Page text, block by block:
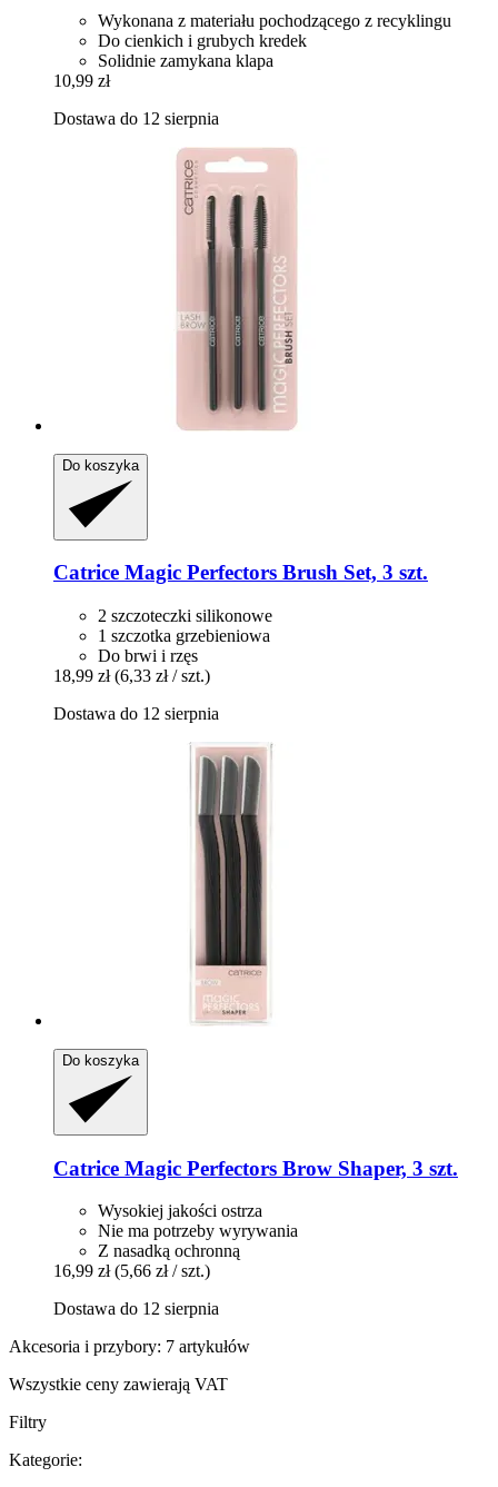
Wykonana z materiału pochodzącego z recyklingu
Do cienkich i grubych kredek
Solidnie zamykana klapa
10,99 zł
Dostawa do 12 sierpnia
Do koszyka
Catrice Magic Perfectors Brush Set, 3 szt.
2 szczoteczki silikonowe
1 szczotka grzebieniowa
Do brwi i rzęs
18,99 zł (6,33 zł / szt.)
Dostawa do 12 sierpnia
Do koszyka
Catrice Magic Perfectors Brow Shaper, 3 szt.
Wysokiej jakości ostrza
Nie ma potrzeby wyrywania
Z nasadką ochronną
16,99 zł (5,66 zł / szt.)
Dostawa do 12 sierpnia
Akcesoria i przybory: 7 artykułów
Wszystkie ceny zawierają VAT
Filtry
Kategorie: